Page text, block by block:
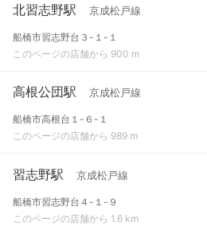
北習志野駅 京成松戸線
船橋市習志野台３-１-１
このページの店舗から 900 m
高根公団駅 京成松戸線
船橋市高根台１-６-１
このページの店舗から 989 m
習志野駅 京成松戸線
船橋市習志野台４-１-９
このページの店舗から 1.6 km